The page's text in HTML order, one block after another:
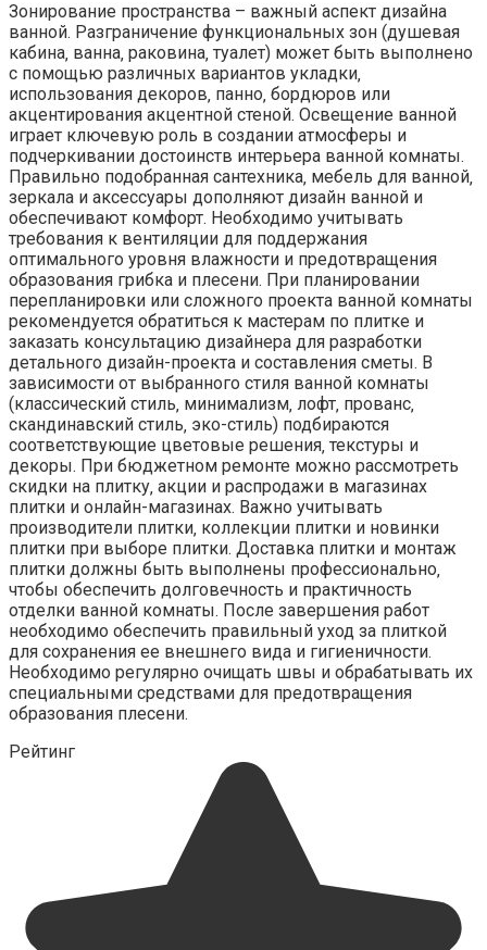
Зонирование пространства – важный аспект дизайна
ванной. Разграничение функциональных зон (душевая
кабина‚ ванна‚ раковина‚ туалет) может быть выполнено
с помощью различных вариантов укладки‚
использования декоров‚ панно‚ бордюров или
акцентирования акцентной стеной. Освещение ванной
играет ключевую роль в создании атмосферы и
подчеркивании достоинств интерьера ванной комнаты.
Правильно подобранная сантехника‚ мебель для ванной‚
зеркала и аксессуары дополняют дизайн ванной и
обеспечивают комфорт. Необходимо учитывать
требования к вентиляции для поддержания
оптимального уровня влажности и предотвращения
образования грибка и плесени. При планировании
перепланировки или сложного проекта ванной комнаты
рекомендуется обратиться к мастерам по плитке и
заказать консультацию дизайнера для разработки
детального дизайн-проекта и составления сметы. В
зависимости от выбранного стиля ванной комнаты
(классический стиль‚ минимализм‚ лофт‚ прованс‚
скандинавский стиль‚ эко-стиль) подбираются
соответствующие цветовые решения‚ текстуры и
декоры. При бюджетном ремонте можно рассмотреть
скидки на плитку‚ акции и распродажи в магазинах
плитки и онлайн-магазинах. Важно учитывать
производители плитки‚ коллекции плитки и новинки
плитки при выборе плитки. Доставка плитки и монтаж
плитки должны быть выполнены профессионально‚
чтобы обеспечить долговечность и практичность
отделки ванной комнаты. После завершения работ
необходимо обеспечить правильный уход за плиткой
для сохранения ее внешнего вида и гигиеничности.
Необходимо регулярно очищать швы и обрабатывать их
специальными средствами для предотвращения
образования плесени.
Рейтинг